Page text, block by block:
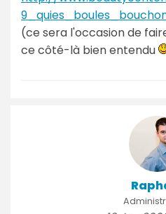
(ce sera l'occasion de
ce côté-là bien entendu